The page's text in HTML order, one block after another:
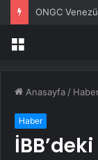
Menü
Anasayfa /
Haber